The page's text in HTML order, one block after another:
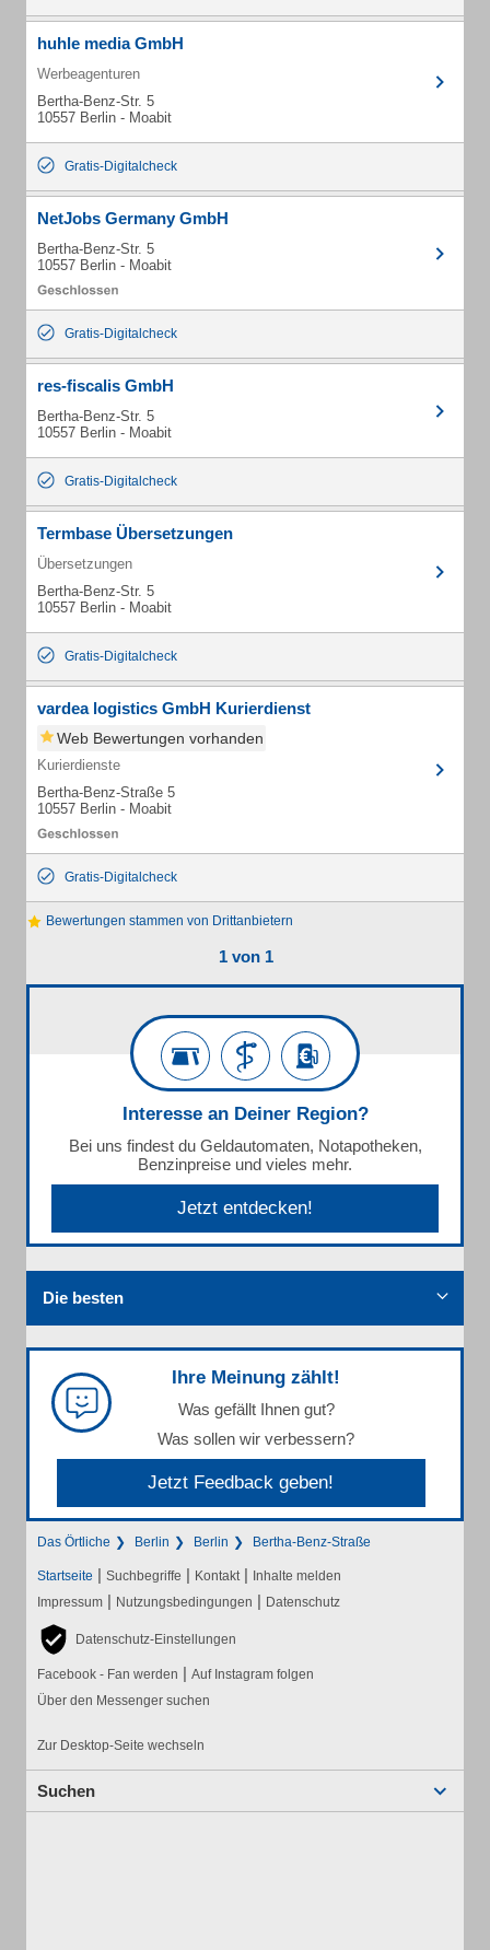
huhle media GmbH
Werbeagenturen
Bertha-Benz-Str. 5
10557 Berlin - Moabit
Gratis-Digitalcheck
NetJobs Germany GmbH
Bertha-Benz-Str. 5
10557 Berlin - Moabit
Gratis-Digitalcheck
res-fiscalis GmbH
Bertha-Benz-Str. 5
10557 Berlin - Moabit
Gratis-Digitalcheck
Termbase Übersetzungen
Übersetzungen
Bertha-Benz-Str. 5
10557 Berlin - Moabit
Gratis-Digitalcheck
vardea logistics GmbH Kurierdienst
Web Bewertungen vorhanden
Kurierdienste
Bertha-Benz-Straße 5
10557 Berlin - Moabit
Gratis-Digitalcheck
Bewertungen stammen von Drittanbietern
1 von 1
Interesse an Deiner Region?
Bei uns findest du Geldautomaten, Notapotheken,
Benzinpreise und vieles mehr.
Jetzt entdecken!
Die besten
Ihre Meinung zählt!
Was gefällt Ihnen gut?
Was sollen wir verbessern?
Jetzt Feedback geben!
Das Örtliche Berlin Berlin Bertha-Benz-Straße
Startseite | Suchbegriffe | Kontakt | Inhalte melden
Impressum | Nutzungsbedingungen | Datenschutz
Datenschutz-Einstellungen
Facebook - Fan werden | Auf Instagram folgen
Über den Messenger suchen
Zur Desktop-Seite wechseln
Suchen